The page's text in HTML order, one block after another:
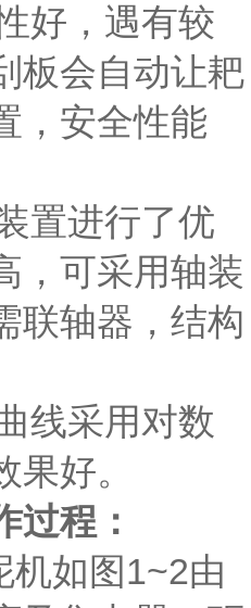
，遇有较
板会自动让耙
，安全性能
进行了优
，可采用轴装
联轴器，结构
采用对数
好。
过程：
机如图1~2由